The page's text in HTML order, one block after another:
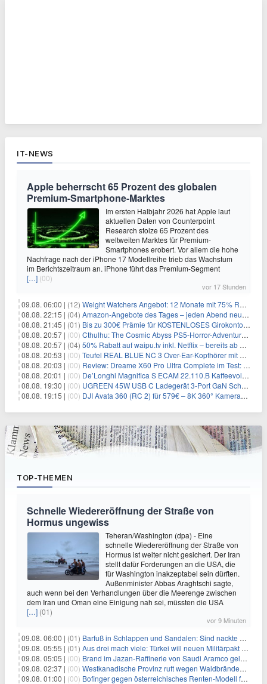
IT-NEWS
Apple beherrscht 65 Prozent des globalen
Premium-Smartphone-Marktes
Im ersten Halbjahr 2026 hat Apple laut
aktuellen Daten von Counterpoint
Research stolze 65 Prozent des
weltweiten Marktes für Premium-
Smartphones erobert. Vor allem die hohe
Nachfrage nach der iPhone 17 Modellreihe trieb das Wachstum
im Berichtszeitraum an. iPhone führt das Premium-Segment
[…] (00)
vor 17 Stunden
09.08. 06:00 | (12) Weight Watchers Angebot: 12 Monate mit 75% Rabatt ab 6,25€/Monat
08.08. 22:15 | (04) Amazon-Angebote des Tages – jeden Abend neue Deals zum Stöbern
08.08. 21:45 | (01) Bis zu 300€ Prämie für KOSTENLOSES Girokonto bei der Santander – 50€ schon nach 1 Woche!
08.08. 20:57 | (00) Cthulhu: The Cosmic Abyss PS5-Horror-Adventure für 27,99€
08.08. 20:57 | (04) 50% Rabatt auf waipu.tv inkl. Netflix – bereits ab 9€/Monat (statt 17,99€)
08.08. 20:53 | (00) Teufel REAL BLUE NC 3 Over-Ear-Kopfhörer mit ANC für 149,99€
08.08. 20:03 | (00) Review: Dreame X60 Pro Ultra Complete im Test: 42.000 Pa, 100 °C Moppwäsche & erstaunlich viel Technik in nur 8,9 cm Höhe
08.08. 20:01 | (00) De’Longhi Magnifica S ECAM 22.110.B Kaffeevollautomat für 269€
08.08. 19:30 | (00) UGREEN 45W USB C Ladegerät 3-Port GaN Schnellladegerät für 12,96€
08.08. 19:15 | (00) DJI Avata 360 (RC 2) für 579€ – 8K 360° Kameradrohne
TOP-THEMEN
Schnelle Wiedereröffnung der Straße von
Hormus ungewiss
Teheran/Washington (dpa) - Eine
schnelle Wiedereröffnung der Straße von
Hormus ist weiter nicht gesichert. Der Iran
stellt dafür Forderungen an die USA, die
für Washington inakzeptabel sein dürften.
Außenminister Abbas Araghtschi sagte,
auch wenn bei den Verhandlungen über die Meerenge zwischen
dem Iran und Oman eine Einigung nah sei, müssten die USA
[…] (01)
vor 9 Minuten
09.08. 06:00 | (01) Barfuß in Schlappen und Sandalen: Sind nackte Füße eklig?
09.08. 05:55 | (01) Aus drei mach viele: Türkei will neuen Militärpakt erweitern
09.08. 05:05 | (00) Brand im Jazan-Raffinerie von Saudi Aramco gelöscht: Auswirkungen auf die Energiemärkte
09.08. 02:37 | (00) Westkanadische Provinz ruft wegen Waldbränden Notstand aus
09.08. 01:00 | (00) Bofinger gegen österreichisches Renten-Modell für Schwerarbeiter